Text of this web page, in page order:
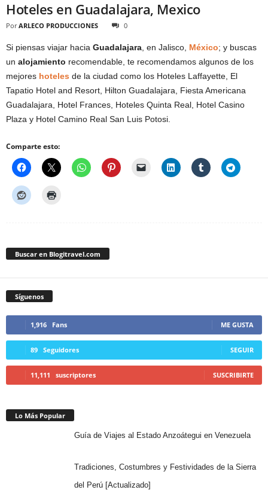
Hoteles en Guadalajara, Mexico
Por ARLECO PRODUCCIONES 0
Si piensas viajar hacia Guadalajara , en Jalisco, México; y buscas
un alojamiento recomendable, te recomendamos algunos de los
mejores hoteles de la ciudad como los Hoteles Laffayette, El
Tapatio Hotel and Resort, Hilton Guadalajara, Fiesta Americana
Guadalajara, Hotel Frances, Hoteles Quinta Real, Hotel Casino
Plaza y Hotel Camino Real San Luis Potosi.
Comparte esto:
Buscar en Blogitravel.com
Síguenos
1,916 Fans ME GUSTA
89 Seguidores SEGUIR
11,111 suscriptores SUSCRIBIRTE
Lo Más Popular
Guía de Viajes al Estado Anzoátegui en Venezuela
Tradiciones, Costumbres y Festividades de la Sierra
del Perú [Actualizado]